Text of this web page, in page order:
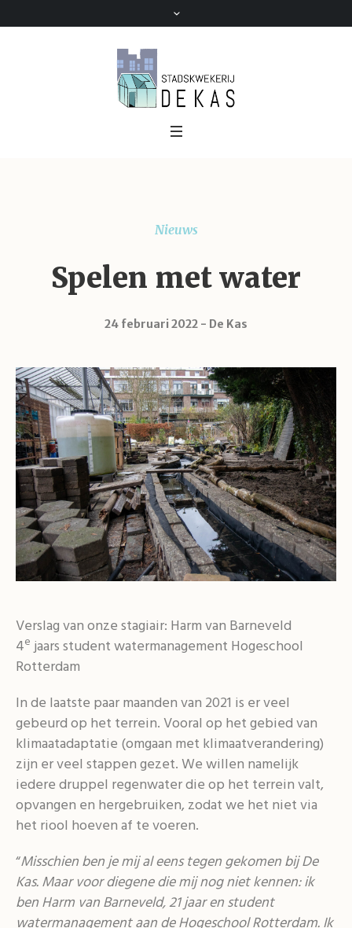
Nieuws
Spelen met water
24 februari 2022 De Kas
Verslag van onze stagiair: Harm van Barneveld
4ejaars student watermanagement Hogeschool
Rotterdam
In de laatste paar maanden van 2021 is er veel
gebeurd op het terrein. Vooral op het gebied van
klimaatadaptatie (omgaan met klimaatverandering)
zijn er veel stappen gezet. We willen namelijk
iedere druppel regenwater die op het terrein valt,
opvangen en hergebruiken, zodat we het niet via
het riool hoeven af te voeren.
“Misschien ben je mij al eens tegen gekomen bij De
Kas. Maar voor diegene die mij nog niet kennen: ik
ben Harm van Barneveld, 21 jaar en student
watermanagement aan de Hogeschool Rotterdam. Ik